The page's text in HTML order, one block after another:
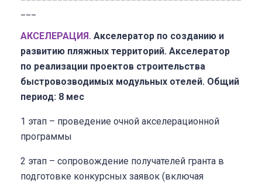
АКСЕЛЕРАЦИЯ. Акселератор по созданию и
развитию пляжных территорий. Акселератор
по реализации проектов строительства
быстровозводимых модульных отелей. Общий
период: 8 мес
1 этап – проведение очной акселерационной
программы
2 этап – сопровождение получателей гранта в
подготовке конкурсных заявок (включая